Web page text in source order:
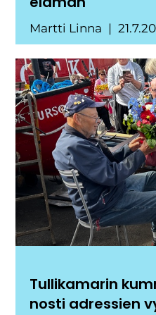
Martti Linna
Tullikamarin
nosti adressien